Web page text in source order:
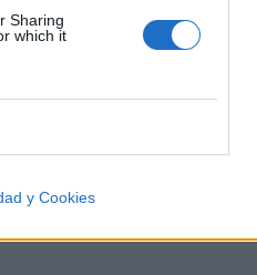
Sharing
which it
y Cookies